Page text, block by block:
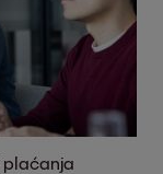
plaćanja